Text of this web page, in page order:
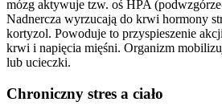
mózg aktywuje tzw. oś HPA
Nadnercza wyrzucają do krwi hormony
kortyzol. Powoduje to przyspieszenie
krwi i napięcia mięśni. Organizm
lub ucieczki.
Chroniczny stres a ciało